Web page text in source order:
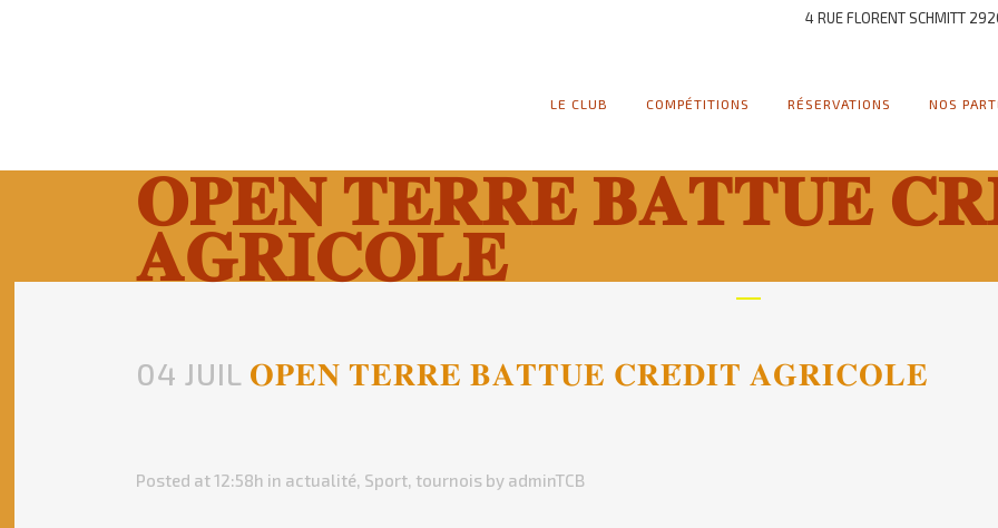
4 RUE FLORENT SCHMITT
LE CLUB COMPÉTITIONS RÉSERVATIONS NOS
𝐎𝐏𝐄𝐍 𝐓𝐄𝐑𝐑𝐄 𝐁𝐀𝐓𝐓𝐔𝐄
𝐀𝐆𝐑𝐈𝐂𝐎𝐋𝐄
04 JUIL 𝐎𝐏𝐄𝐍 𝐓𝐄𝐑𝐑𝐄 𝐁𝐀𝐓𝐓𝐔𝐄 𝐂𝐑𝐄́𝐃𝐈𝐓 𝐀𝐆𝐑𝐈𝐂𝐎𝐋𝐄
Posted at 12:58h in actualité, Sport, tournois by adminTCB